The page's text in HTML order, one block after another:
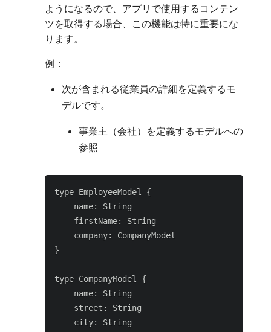
ようになるので、アプリで使用するコンテン
ツを取得する場合、この機能は特に重要にな
ります。
例：
次が含まれる従業員の詳細を定義するモ
デルです。
事業主（会社）を定義するモデルへの
参照
type EmployeeModel {
    name: String
    firstName: String
    company: CompanyModel
}
type CompanyModel {
    name: String
    street: String
    city: String